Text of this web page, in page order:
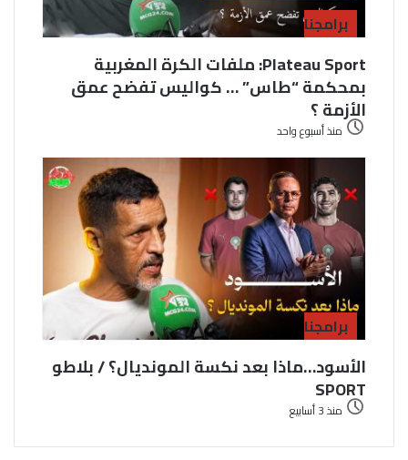
برامجنا
Plateau Sport: ملفات الكرة المغربية
بمحكمة “طاس” … كواليس تفضح عمق
الأزمة ؟
منذ أسبوع واحد
برامجنا
الأسود…ماذا بعد نكسة المونديال؟ / بلاطو
SPORT
منذ 3 أسابيع